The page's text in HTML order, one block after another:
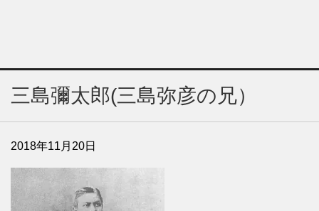
三島彌太郎(三島弥彦の兄）
2018年11月20日